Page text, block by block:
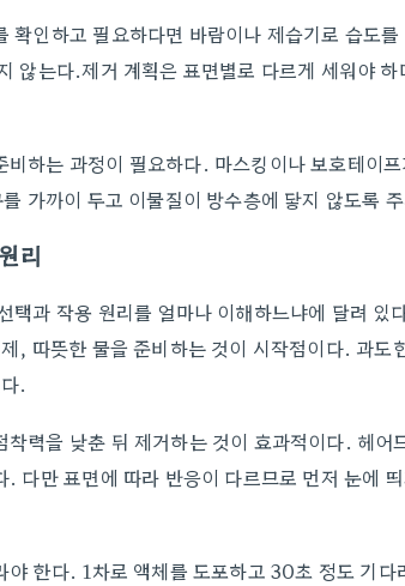
확인하고 필요하다면 바람이나 제습기로 습도
않는다.제거 계획은 표면별로 다르게 세워야
하는 과정이 필요하다. 마스킹이나 보호테이
가까이 두고 이물질이 방수층에 닿지 않도록
리
택과 작용 원리를 얼마나 이해하느냐에 달려 있
, 따뜻한 물을 준비하는 것이 시작점이다. 과도
.
력을 낮춘 뒤 제거하는 것이 효과적이다. 헤어
. 다만 표면에 따라 반응이 다르므로 먼저 눈에
야 한다. 1차로 액체를 도포하고 30초 정도 기